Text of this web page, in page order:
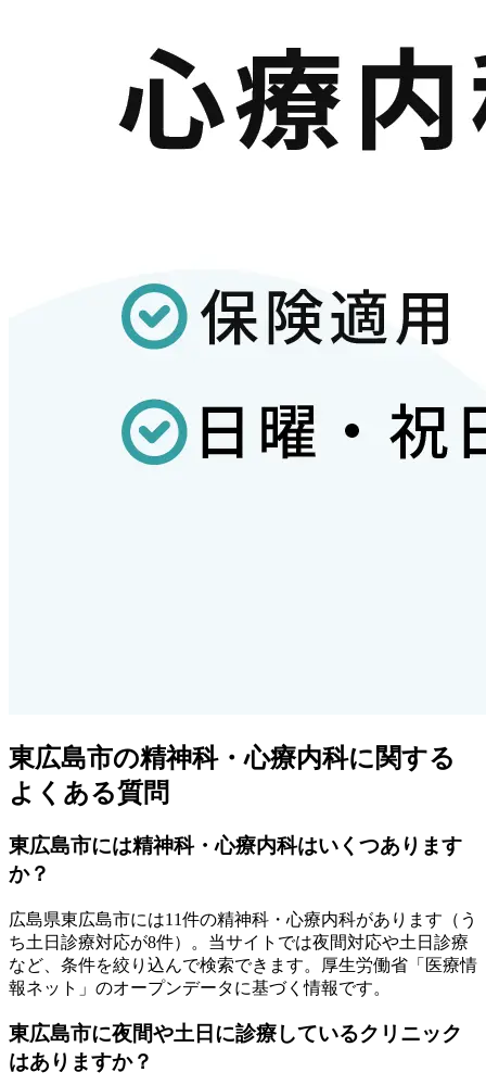
東広島市の精神科・心療内科に関する
よくある質問
東広島市には精神科・心療内科はいくつあります
か？
広島県東広島市には11件の精神科・心療内科があります （う
ち土日診療対応が8件）
。当サイトでは夜間対応や土日診療
など、条件を絞り込んで検索できます。厚生労働省「医療情
報ネット」のオープンデータに基づく情報です。
東広島市に夜間や土日に診療しているクリニック
はありますか？